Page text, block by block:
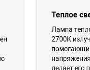
Теплое
Лампа
2700К
делает его